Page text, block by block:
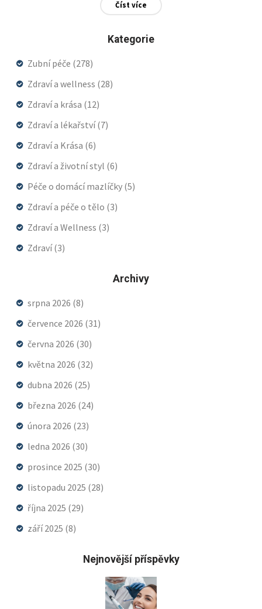
Číst více
Kategorie
Zubní péče (278)
Zdraví a wellness (28)
Zdraví a krása (12)
Zdraví a lékařství(7)
Zdraví a Krása (6)
Zdraví a životní styl (6)
Péče o domácí mazlíčky (5)
Zdraví a péče o tělo (3)
Zdraví a Wellness (3)
Zdraví(3)
Archivy
srpna 2026 (8)
července 2026 (31)
června 2026 (30)
května 2026 (32)
dubna 2026 (25)
března 2026 (24)
února 2026 (23)
ledna 2026 (30)
prosince 2025 (30)
listopadu 2025 (28)
října 2025 (29)
září 2025 (8)
Nejnovější příspěvky